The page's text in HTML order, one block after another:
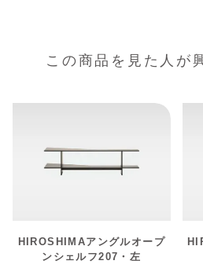
この商品を見た人が
HIROSHIMAアングルオープ
ンシェルフ207・左